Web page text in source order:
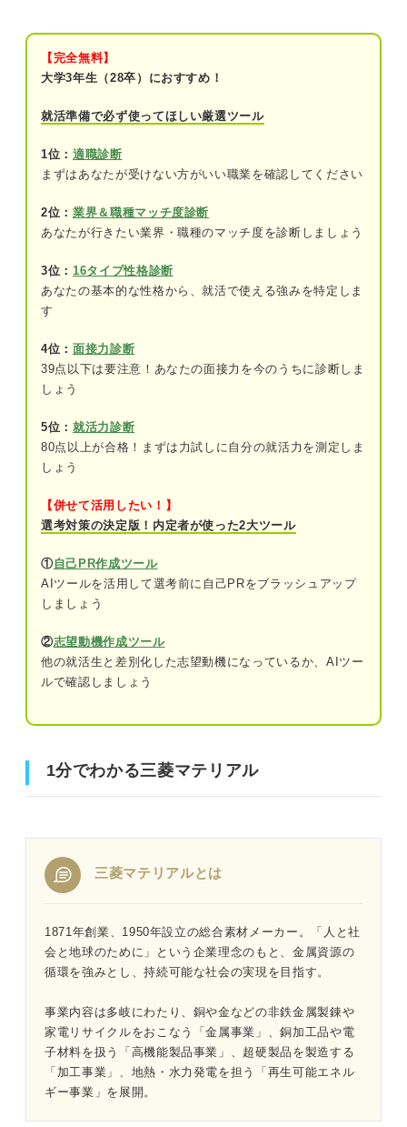
②三菱マテリアルの初任給は28.2万円～
かも確認しよう
【完全無料】
大学3年生（28卒）におすすめ！
就活準備で必ず使ってほしい厳選ツール
1位： 適職診断
まずはあなたが受けない方がいい職業を確認してください
2位： 業界＆職種マッチ度診断
あなたが行きたい業界・職種のマッチ度を診断しましょう
3位： 16タイプ性格診断
あなたの基本的な性格から、就活で使える強みを特定しま
す
4位： 面接力診断
39点以下は要注意！あなたの面接力を今のうちに診断しま
しょう
5位： 就活力診断
80点以上が合格！まずは力試しに自分の就活力を測定しま
しょう
【併せて活用したい！】
選考対策の決定版！内定者が使った2大ツール
①自己PR作成ツール
AIツールを活用して選考前に自己PRをブラッシュアップ
しましょう
②志望動機作成ツール
他の就活生と差別化した志望動機になっているか、AIツー
ルで確認しましょう
1分でわかる三菱マテリアル
三菱マテリアルとは
1871年創業、1950年設立の総合素材メーカー。「人と社
会と地球のために」という企業理念のもと、金属資源の
循環を強みとし、持続可能な社会の実現を目指す。
事業内容は多岐にわたり、銅や金などの非鉄金属製錬や
家電リサイクルをおこなう「金属事業」、銅加工品や電
子材料を扱う「高機能製品事業」、超硬製品を製造する
「加工事業」、地熱・水力発電を担う「再生可能エネル
ギー事業」を展開。
1分でわかる三菱マテリアル
三菱マテリアルの年収をチェックしてみよう